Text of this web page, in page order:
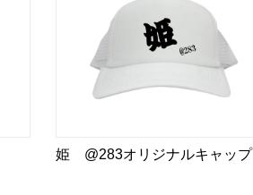
姫 @283オリジナルキャップ